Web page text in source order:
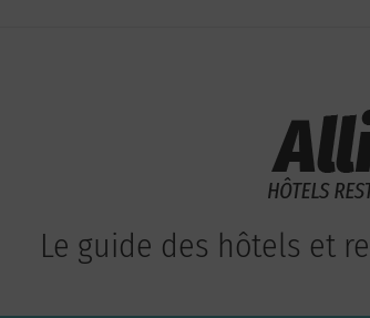
Le guide des hôtels et